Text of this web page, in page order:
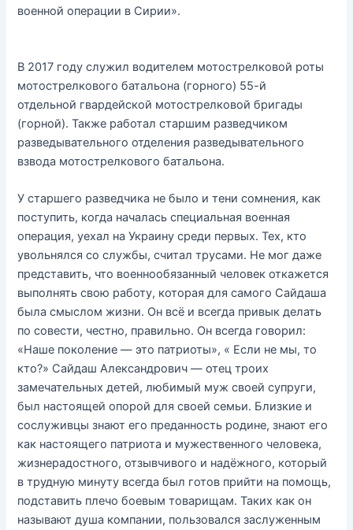
военной операции в Сирии».
В 2017 году служил водителем мотострелковой роты
мотострелкового батальона (горного) 55-й
отдельной гвардейской мотострелковой бригады
(горной). Также работал старшим разведчиком
разведывательного отделения разведывательного
взвода мотострелкового батальона.
У старшего разведчика не было и тени сомнения, как
поступить, когда началась специальная военная
операция, уехал на Украину среди первых. Тех, кто
увольнялся со службы, считал трусами. Не мог даже
представить, что военнообязанный человек откажется
выполнять свою работу, которая для самого Сайдаша
была смыслом жизни. Он всё и всегда привык делать
по совести, честно, правильно. Он всегда говорил:
«Наше поколение — это патриоты», « Если не мы, то
кто?» Сайдаш Александрович — отец троих
замечательных детей, любимый муж своей супруги,
был настоящей опорой для своей семьи. Близкие и
сослуживцы знают его преданность родине, знают его
как настоящего патриота и мужественного человека,
жизнерадостного, отзывчивого и надёжного, который
в трудную минуту всегда был готов прийти на помощь,
подставить плечо боевым товарищам. Таких как он
называют душа компании, пользовался заслуженным